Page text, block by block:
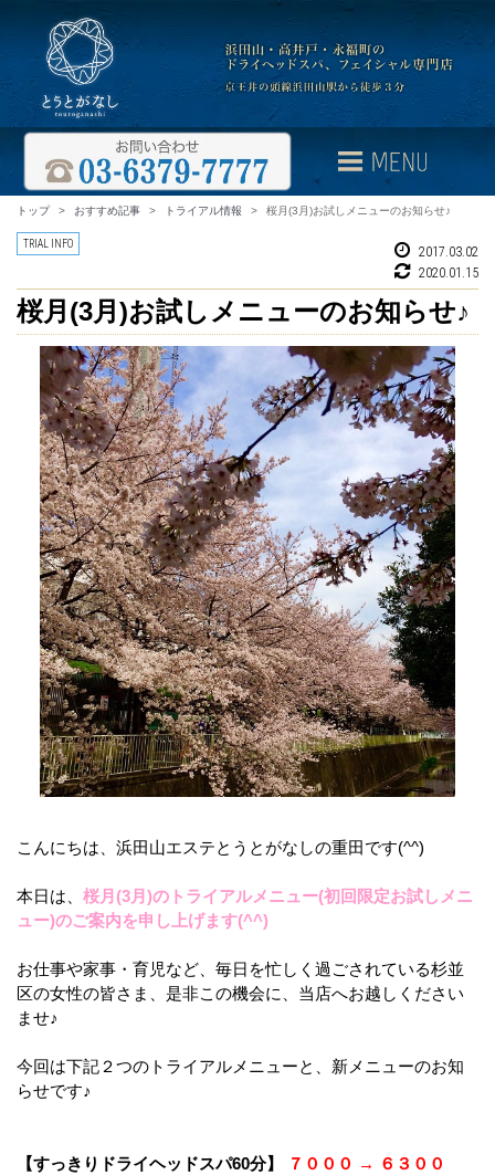
トップ > おすすめ記事 > トライアル情報 > 桜月(3月)お試しメニューのお知らせ♪
TRIAL INFO
2017.03.02
2020.01.15
桜月(3月)お試しメニューのお知らせ♪
こんにちは、浜田山エステとうとがなしの重田です(^^)
本日は、 桜月(3月)のトライアルメニュー(初回限定お試しメニ
ュー)のご案内を申し上げます(^^)
お仕事や家事・育児など、毎日を忙しく過ごされている杉並
区の女性の皆さま、是非この機会に、当店へお越しください
ませ♪
今回は下記２つのトライアルメニューと、新メニューのお知
らせです♪
【すっきりドライヘッドスパ60分】 ７０００ → ６３００